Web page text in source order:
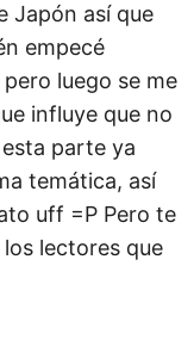
Japón así que
empecé
luego se me
influye que no
parte ya
temática, así
uff =P Pero te
lectores que